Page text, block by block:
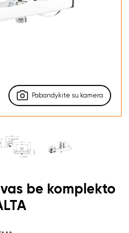
Pabandykite su kamera
be komplekto